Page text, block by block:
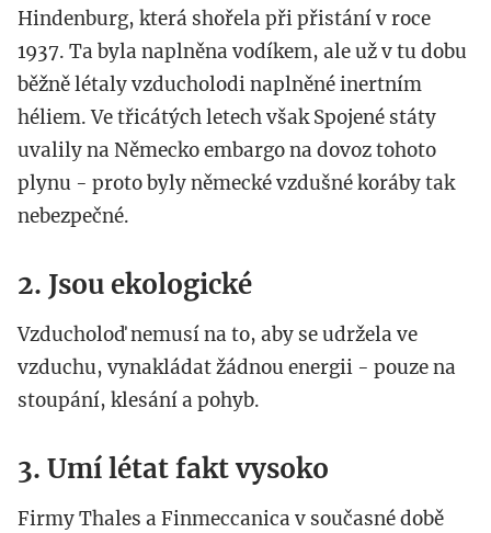
Hindenburg, která shořela při přistání v roce
1937. Ta byla naplněna vodíkem, ale už v tu dobu
běžně létaly vzducholodi naplněné inertním
héliem. Ve třicátých letech však Spojené státy
uvalily na Německo embargo na dovoz tohoto
plynu - proto byly německé vzdušné koráby tak
nebezpečné.
2. Jsou ekologické
Vzducholoď nemusí na to, aby se udržela ve
vzduchu, vynakládat žádnou energii - pouze na
stoupání, klesání a pohyb.
3. Umí létat fakt vysoko
Firmy Thales a Finmeccanica v současné době